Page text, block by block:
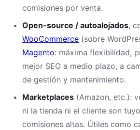
comisiones por venta.
Open-source / autoalojados,
WooCommerce (sobre
Magento: máxima flexibilidad,
mejor SEO a medio plazo, a
de gestión y mantenimiento.
Marketplaces (Amazon, etc.):
ni la tienda ni el cliente son
comisiones altas. Útiles como